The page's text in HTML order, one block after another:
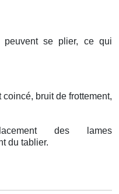
peuvent se plier, ce qui
bruit de frottement,
des lames
du tablier.